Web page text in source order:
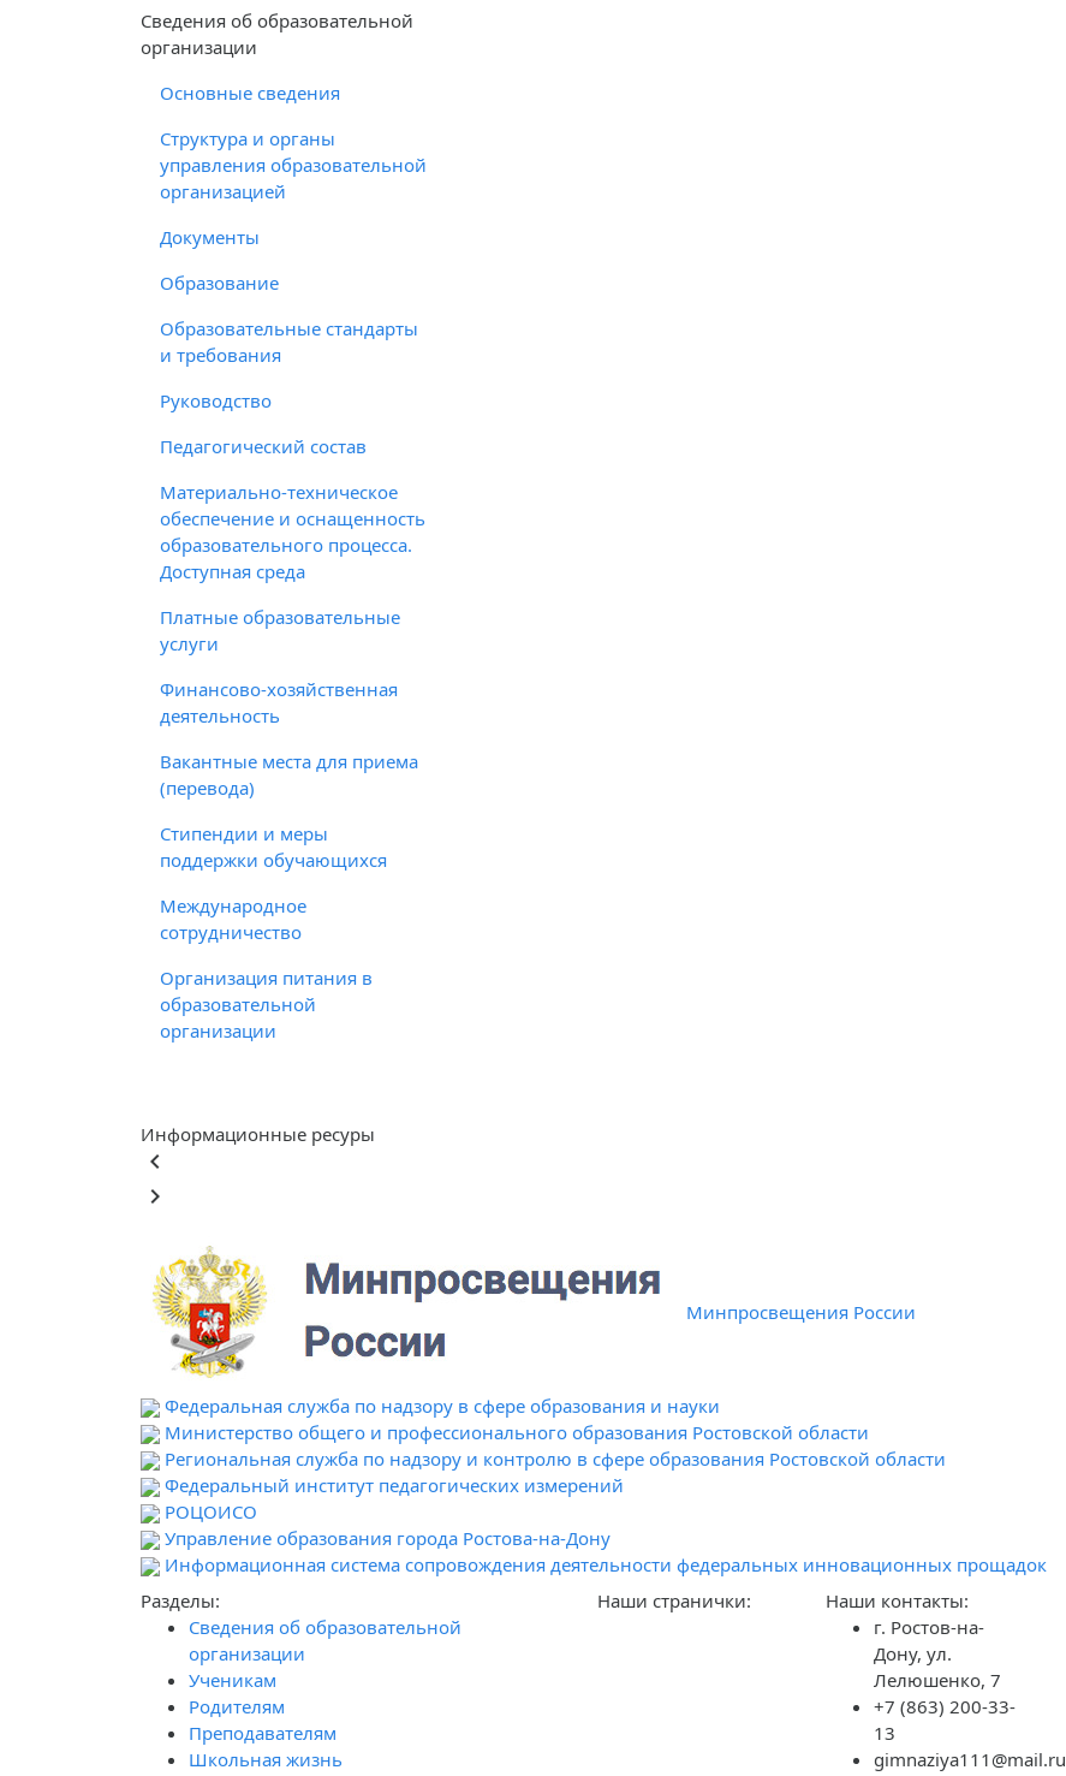
Cведения об образовательной
организации
Основные сведения
Структура и органы
управления образовательной
организацией
Документы
Образование
Образовательные стандарты
и требования
Руководство
Педагогический состав
Материально-техническое
обеспечение и оснащенность
образовательного процесса.
Доступная среда
Платные образовательные
услуги
Финансово-хозяйственная
деятельность
Вакантные места для приема
(перевода)
Стипендии и меры
поддержки обучающихся
Международное
сотрудничество
Организация питания в
образовательной
организации
Информационные ресуры
keyboard_arrow_left
keyboard_arrow_right
Минпросвещения России
Федеральная служба по надзору в сфере образования и науки
Министерство общего и профессионального образования Ростовской области
Региональная служба по надзору и контролю в сфере образования Ростовской области
Федеральный институт педагогических измерений
РОЦОИСО
Управление образования города Ростова-на-Дону
Информационная система сопровождения деятельности федеральных инновационных прощадок
Разделы:
Сведения об образовательной
организации
Ученикам
Родителям
Преподавателям
Школьная жизнь
Наши странички:
Наши контакты:
г. Ростов-на-
Дону, ул.
Лелюшенко, 7
+7 (863) 200-33-
13
gimnaziya111@mail.ru